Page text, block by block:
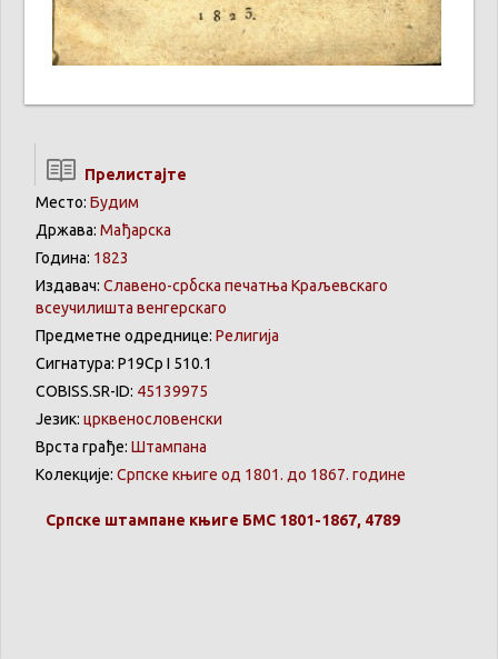
Прелистајте
Место: Будим
Држава: Мађарска
Година: 1823
Издавач: Славено-србска печатња Краљевскаго
всеучилишта венгерскаго
Предметне одреднице: Религија
Сигнатура: Р19Ср I 510.1
COBISS.SR-ID: 45139975
Језик: црквенословенски
Врста грађе: Штампана
Колекције: Српске књиге од 1801. до 1867. године
Српске штампане књиге БМС 1801-1867, 4789